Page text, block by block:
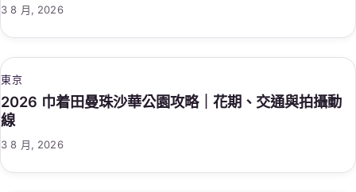
3 8 月, 2026
東京
2026 巾着田曼珠沙華公園攻略｜花期、交通與拍攝動
線
3 8 月, 2026